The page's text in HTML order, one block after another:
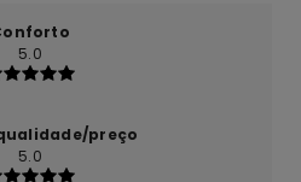
5.0
preço
5.0